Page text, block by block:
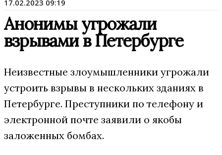
17.02.2023 09:19
Анонимы угрожали
взрывами в Петербурге
Неизвестные злоумышленники угрожали
устроить взрывы в нескольких зданиях в
Петербурге. Преступники по телефону и
электронной почте заявили о якобы
заложенных бомбах.